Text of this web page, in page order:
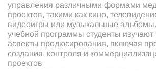
управления различными формами
проектов, такими как кино,
видеоигры или музыкальные
учебной программы студенты изучают
аспекты продюсирования, включая
создания, контроля и
проектов